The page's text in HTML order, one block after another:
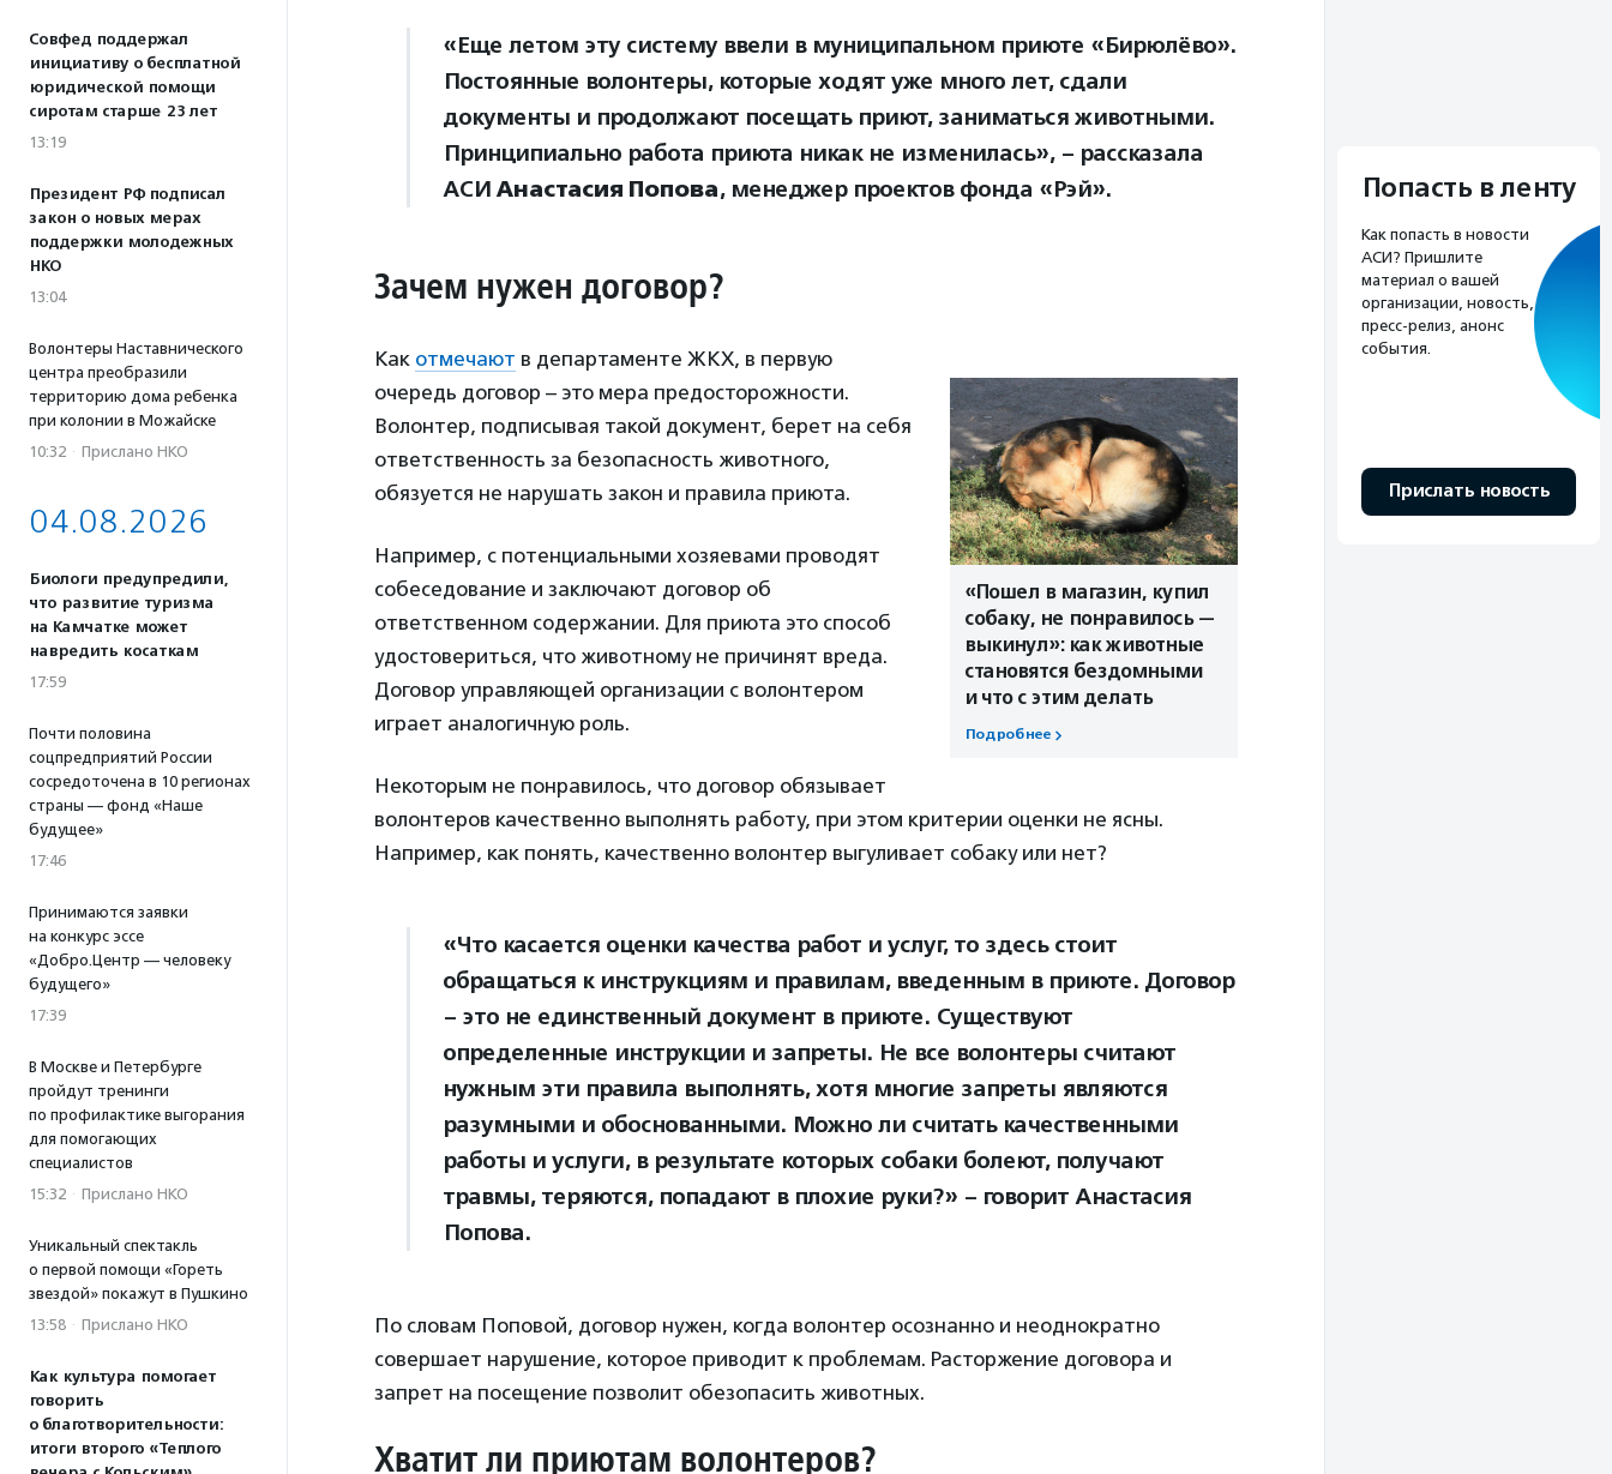
Совфед поддержал
инициативу о бесплатной
юридической помощи
сиротам старше 23 лет
13:19
Президент РФ подписал
закон о новых мерах
поддержки молодежных
НКО
13:04
Волонтеры Наставнического
центра преобразили
территорию дома ребенка
при колонии в Можайске
10:32 · Прислано НКО
04.08.2026
Биологи предупредили,
что развитие туризма
на Камчатке может
навредить косаткам
17:59
Почти половина
соцпредприятий России
сосредоточена в 10 регионах
страны — фонд «Наше
будущее»
17:46
Принимаются заявки
на конкурс эссе
«Добро.Центр — человеку
будущего»
17:39
В Москве и Петербурге
пройдут тренинги
по профилактике выгорания
для помогающих
специалистов
15:32 · Прислано НКО
Уникальный спектакль
о первой помощи «Гореть
звездой» покажут в Пушкино
13:58 · Прислано НКО
Как культура помогает
говорить
о благотворительности:
итоги второго «Теплого
«Еще летом эту систему ввели в муниципальном приюте «Бирюлёво».
Постоянные волонтеры, которые ходят уже много лет, сдали
документы и продолжают посещать приют, заниматься животными.
Принципиально работа приюта никак не изменилась», – рассказала
АСИ Анастасия Попова, менеджер проектов фонда «Рэй».
Зачем нужен договор?
«Пошел в магазин, купил
собаку, не понравилось —
выкинул»: как животные
становятся бездомными
и что с этим делать
Подробнее
Как отмечают в департаменте ЖКХ, в первую
очередь договор – это мера предосторожности.
Волонтер, подписывая такой документ, берет на себя
ответственность за безопасность животного,
обязуется не нарушать закон и правила приюта.
Например, с потенциальными хозяевами проводят
собеседование и заключают договор об
ответственном содержании. Для приюта это способ
удостовериться, что животному не причинят вреда.
Договор управляющей организации с волонтером
играет аналогичную роль.
Некоторым не понравилось, что договор обязывает
волонтеров качественно выполнять работу, при этом критерии оценки не ясны.
Например, как понять, качественно волонтер выгуливает собаку или нет?
«Что касается оценки качества работ и услуг, то здесь стоит
обращаться к инструкциям и правилам, введенным в приюте. Договор
– это не единственный документ в приюте. Существуют
определенные инструкции и запреты. Не все волонтеры считают
нужным эти правила выполнять, хотя многие запреты являются
разумными и обоснованными. Можно ли считать качественными
работы и услуги, в результате которых собаки болеют, получают
травмы, теряются, попадают в плохие руки?» – говорит Анастасия
Попова.
По словам Поповой, договор нужен, когда волонтер осознанно и неоднократно
совершает нарушение, которое приводит к проблемам. Расторжение договора и
запрет на посещение позволит обезопасить животных.
Хватит ли приютам волонтеров?
Попасть в ленту
Как попасть в новости
АСИ? Пришлите
материал о вашей
организации, новость,
пресс-релиз, анонс
события.
Прислать новость